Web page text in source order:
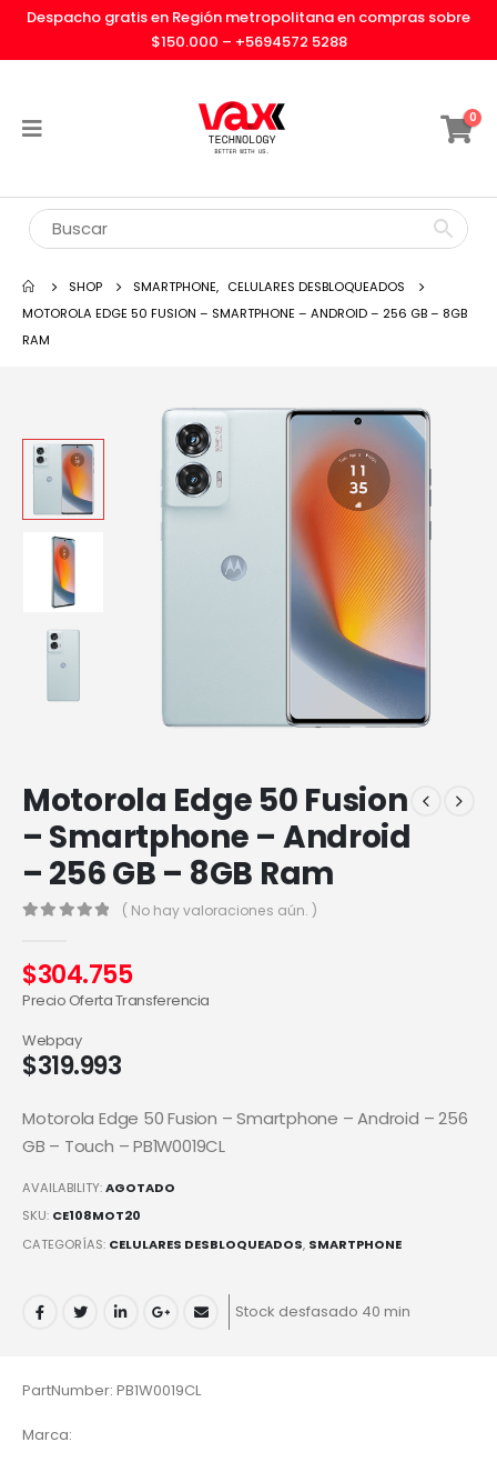
Despacho gratis en Región metropolitana en compras sobre
$150.000 – +5694572 5288
0
SHOP SMARTPHONE, CELULARES DESBLOQUEADOS
MOTOROLA EDGE 50 FUSION – SMARTPHONE – ANDROID – 256 GB – 8GB
RAM
Motorola Edge 50 Fusion
– Smartphone – Android
– 256 GB – 8GB Ram
( No hay valoraciones aún. )
$304.755
Precio Oferta Transferencia
$319.993
Webpay
Motorola Edge 50 Fusion – Smartphone – Android – 256
GB – Touch – PB1W0019CL
AVAILABILITY:AGOTADO
SKU: CE108MOT20
CATEGORÍAS: CELULARES DESBLOQUEADOS, SMARTPHONE
Stock desfasado 40 min
PartNumber: PB1W0019CL
Marca: